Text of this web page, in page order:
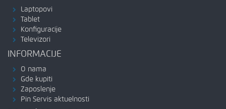
Laptopovi
Tablet
Konfiguracije
Televizori
INFORMACIJE
O nama
Gde kupiti
Zaposlenje
Pin Servis aktuelnosti